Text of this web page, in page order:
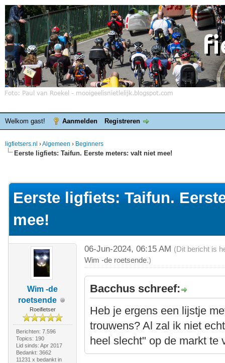
Welkom gast! Aanmelden Registreren
ligfietsers.nl ›Algemeen › Beginners
Eerste ligfiets: Taifun. Eerste meters: valt niet mee!
Eerste ligfiets: Taifun.
mee!
Wim -de
roetsende
Roeifietser
Berichten: 7.596
Topics: 190
Lid sinds: Apr 2017
Bedankt: 3662
11231 x bedankt in
06-Jun-2024, 06:15 AM (Dit bericht is
Wim -de roetsende.)
Bacchus schreef:
Heb je ergens een lijstje
trouwens? Al zal ik niet
heel slecht" op de markt te